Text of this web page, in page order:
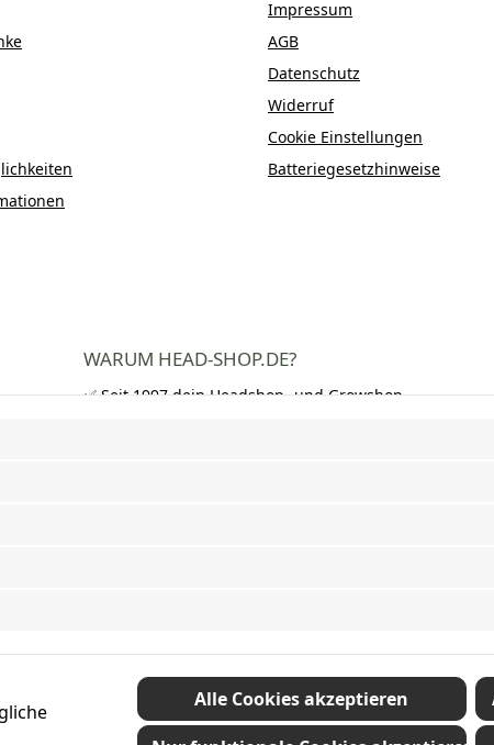
Impressum
AGB
Datenschutz
Widerruf
Cookie Einstellungen
Batteriegesetzhinweise
WARUM HEAD-SHOP.DE?
✅ Seit 1997 dein Headshop- und Growshop-
Alle Cookies akzeptieren